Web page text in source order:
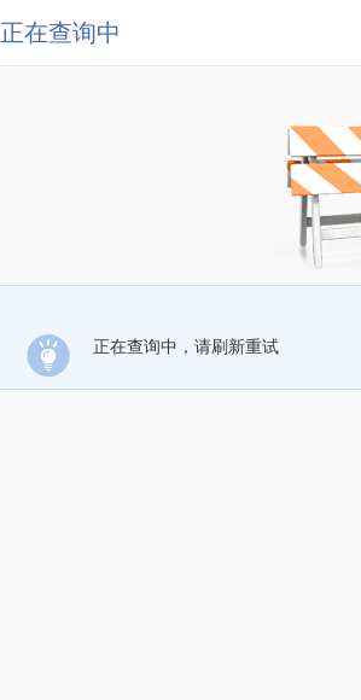
正在查询中
正在查询中，请刷新重试